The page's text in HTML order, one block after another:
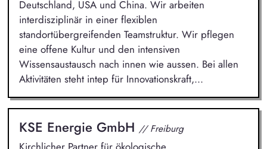
Deutschland, USA und China. Wir arbeiten
interdisziplinär in einer flexiblen
standortübergreifenden Teamstruktur. Wir pflegen
eine offene Kultur und den intensiven
Wissensaustausch nach innen wie aussen. Bei allen
Aktivitäten steht intep für Innovationskraft,...
KSE Energie GmbH // Freiburg